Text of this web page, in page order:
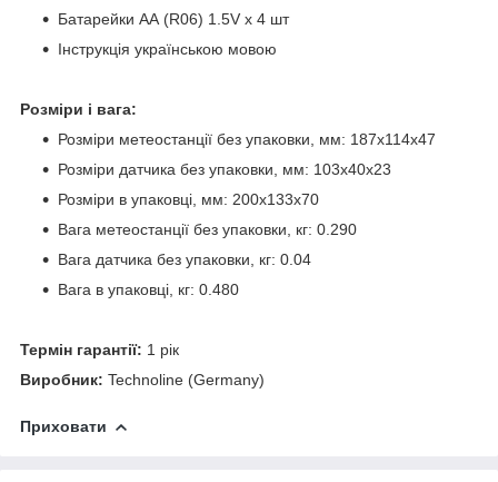
Батарейки AA (R06) 1.5V х 4 шт
Інструкція українською мовою
Розміри і вага:
Розміри метеостанції без упаковки, мм: 187х114х47
Розміри датчика без упаковки, мм: 103х40х23
Розміри в упаковці, мм: 200х133х70
Вага метеостанції без упаковки, кг: 0.290
Вага датчика без упаковки, кг: 0.04
Вага в упаковці, кг: 0.480
Термін гарантії: 1 рік
Виробник: Technoline (Germany)
Приховати